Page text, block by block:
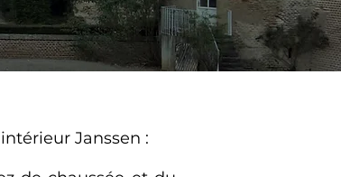
Janssen :